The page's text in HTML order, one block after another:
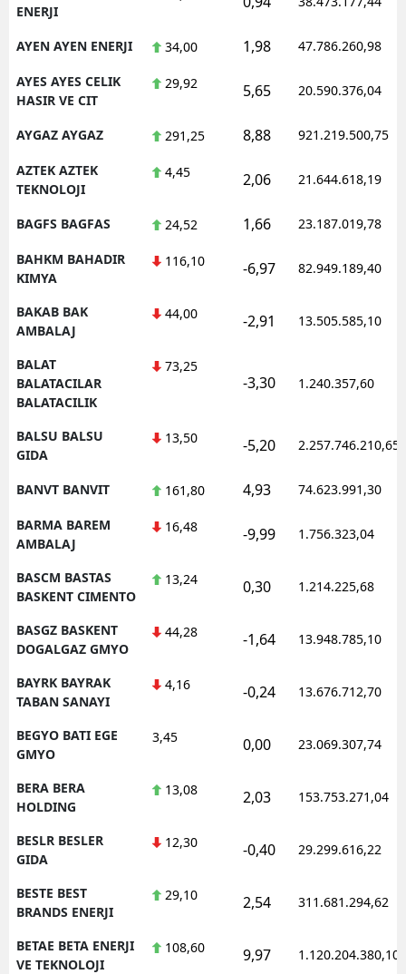
ENERJI
AYEN AYEN ENERJI 34,00 1,98 47.786.260,98
AYES AYES CELIK
HASIR VE CIT
29,92 5,65 20.590.376,04
AYGAZ AYGAZ 291,25 8,88 921.219.500,75
AZTEK AZTEK
TEKNOLOJI
4,45 2,06 21.644.618,19
BAGFS BAGFAS 24,52 1,66 23.187.019,78
BAHKM BAHADIR
KIMYA
116,10 -6,97 82.949.189,40
BAKAB BAK
AMBALAJ
44,00 -2,91 13.505.585,10
BALAT
BALATACILAR
BALATACILIK
73,25
-3,30 1.240.357,60
BALSU BALSU
GIDA
13,50 -5,20 2.257.746.210,65
BANVT BANVIT 161,80 4,93 74.623.991,30
BARMA BAREM
AMBALAJ
16,48 -9,99 1.756.323,04
BASCM BASTAS
BASKENT CIMENTO
13,24 0,30 1.214.225,68
BASGZ BASKENT
DOGALGAZ GMYO
44,28 -1,64 13.948.785,10
BAYRK BAYRAK
TABAN SANAYI
4,16 -0,24 13.676.712,70
BEGYO BATI EGE
GMYO
3,45 0,00 23.069.307,74
BERA BERA
HOLDING
13,08 2,03 153.753.271,04
BESLR BESLER
GIDA
12,30 -0,40 29.299.616,22
BESTE BEST
BRANDS ENERJI
29,10 2,54 311.681.294,62
BETAE BETA ENERJI
VE TEKNOLOJI
108,60 9,97 1.120.204.380,10